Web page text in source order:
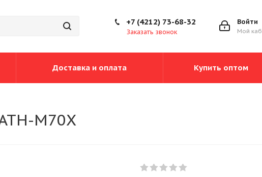
Войти
Мой
+7 (4212) 73-68-32
Заказать звонок
Доставка и оплата Купить оптом
M70X